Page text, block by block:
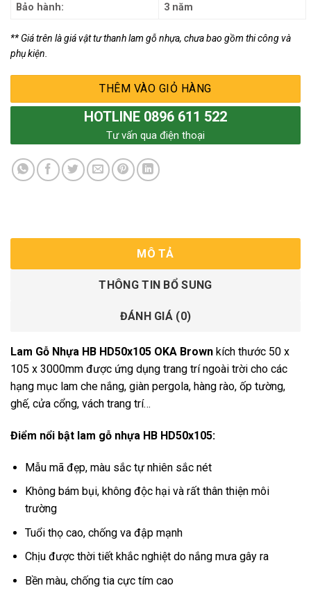
Bảo hành:
3 năm
** Giá trên là giá vật tư thanh lam gỗ nhựa, chưa bao gồm thi công và
phụ kiện.
THÊM VÀO GIỎ HÀNG
HOTLINE 0896 611 522
Tư vấn qua điện thoại
MÔ TẢ
THÔNG TIN BỔ SUNG
ĐÁNH GIÁ (0)
Lam Gỗ Nhựa HB HD50x105 OKA Brown kích thước 50 x
105 x 3000mm được ứng dụng trang trí ngoài trời cho các
hạng mục lam che nắng, giàn pergola, hàng rào, ốp tường,
ghế, cửa cổng, vách trang trí…
Điểm nổi bật lam gỗ nhựa HB HD50x105:
Mẫu mã đẹp, màu sắc tự nhiên sắc nét
Không bám bụi, không độc hại và rất thân thiện môi
trường
Tuổi thọ cao, chống va đập mạnh
Chịu được thời tiết khắc nghiệt do nắng mưa gây ra
Bền màu, chống tia cực tím cao